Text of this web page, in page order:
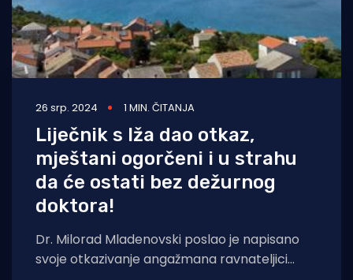
26 srp. 2024 1 MIN. ČITANJA
Liječnik s Iža dao otkaz,
mještani ogorčeni i u strahu
da će ostati bez dežurnog
doktora!
Dr. Milorad Mladenovski poslao je napisano
svoje otkazivanje angažmana ravnateljici